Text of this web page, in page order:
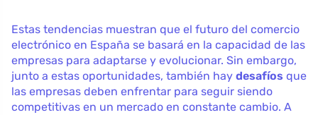
Estas tendencias muestran que el futuro del comercio
electrónico en España se basará en la capacidad de las
empresas para adaptarse y evolucionar. Sin embargo,
junto a estas oportunidades, también hay desafíos que
las empresas deben enfrentar para seguir siendo
competitivas en un mercado en constante cambio. A